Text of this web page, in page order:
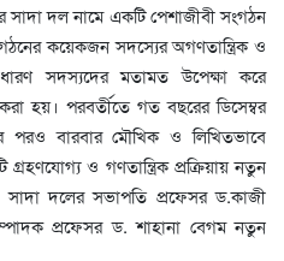
সাদা দল নামে একটি পেশাজীবী সংগঠন
কয়েকজন সদস্যের অগণতান্ত্রিক ও
সদস্যদের মতামত উপেক্ষা করে
হয়। পরবর্তীতে গত বছরের ডিসেম্বর
পরও বারবার মৌখিক ও লিখিতভাবে
ও গণতান্ত্রিক প্রক্রিয়ায় নতুন
দলের সভাপতি প্রফেসর ড.কাজী
প্রফেসর ড. শাহানা বেগম নতুন